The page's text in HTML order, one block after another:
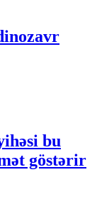
bu
göstərir